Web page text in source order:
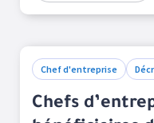
Chef d'entreprise
Chefs